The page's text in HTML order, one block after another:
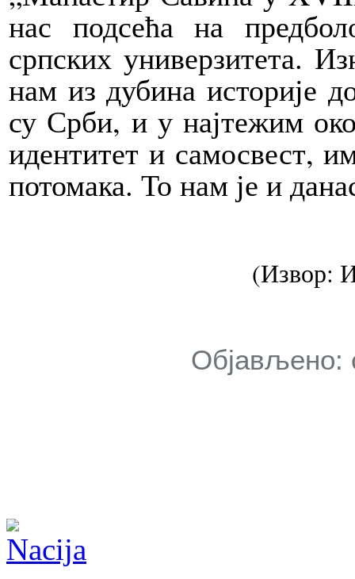
нас подсећа на
српских универзитета.
нам из дубина историје
су Срби, и у најтежим
идентитет и самосвест,
потомака. То нам је и
(Извор:
Објављено: